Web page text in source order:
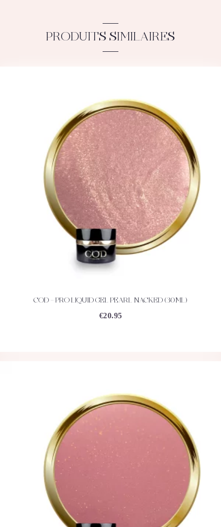
PRODUITS SIMILAIRES
ACHETEZ DÉTAILS
COD – PRO LIQUID GEL PEARL NACKED (30ML)
€20.95